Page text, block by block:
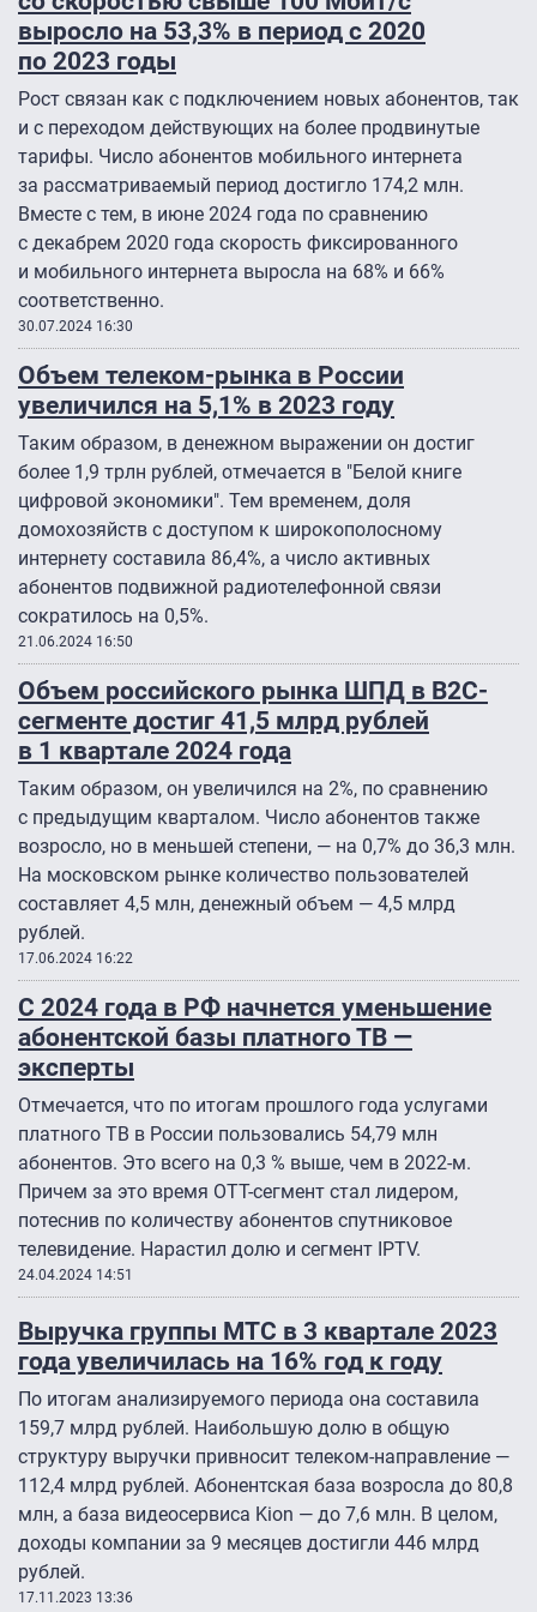
выросло на 53,3% в период с 2020
по 2023 годы
Рост связан как с подключением новых абонентов, так
и с переходом действующих на более продвинутые
тарифы. Число абонентов мобильного интернета
за рассматриваемый период достигло 174,2 млн.
Вместе с тем, в июне 2024 года по сравнению
с декабрем 2020 года скорость фиксированного
и мобильного интернета выросла на 68% и 66%
соответственно.
30.07.2024 16:30
Объем телеком-рынка в России
увеличился на 5,1% в 2023 году
Таким образом, в денежном выражении он достиг
более 1,9 трлн рублей, отмечается в "Белой книге
цифровой экономики". Тем временем, доля
домохозяйств с доступом к широкополосному
интернету составила 86,4%, а число активных
абонентов подвижной радиотелефонной связи
сократилось на 0,5%.
21.06.2024 16:50
Объем российского рынка ШПД в В2С-
сегменте достиг 41,5 млрд рублей
в 1 квартале 2024 года
Таким образом, он увеличился на 2%, по сравнению
с предыдущим кварталом. Число абонентов также
возросло, но в меньшей степени, — на 0,7% до 36,3 млн.
На московском рынке количество пользователей
составляет 4,5 млн, денежный объем — 4,5 млрд
рублей.
17.06.2024 16:22
С 2024 года в РФ начнется уменьшение
абонентской базы платного ТВ —
эксперты
Отмечается, что по итогам прошлого года услугами
платного ТВ в России пользовались 54,79 млн
абонентов. Это всего на 0,3 % выше, чем в 2022-м.
Причем за это время ОТТ-сегмент стал лидером,
потеснив по количеству абонентов спутниковое
телевидение. Нарастил долю и сегмент IPTV.
24.04.2024 14:51
Выручка группы МТС в 3 квартале 2023
года увеличилась на 16% год к году
По итогам анализируемого периода она составила
159,7 млрд рублей. Наибольшую долю в общую
структуру выручки привносит телеком-направление —
112,4 млрд рублей. Абонентская база возросла до 80,8
млн, а база видеосервиса Kion — до 7,6 млн. В целом,
доходы компании за 9 месяцев достигли 446 млрд
рублей.
17.11.2023 13:36